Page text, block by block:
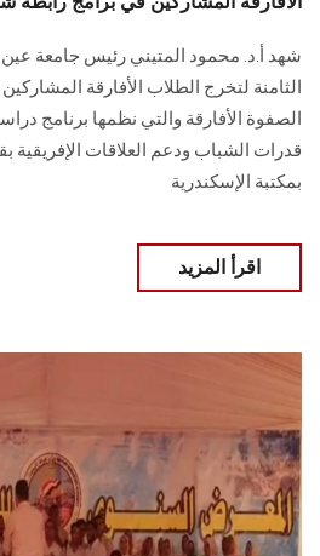
شهد أ.د. محمود المتيني رئيس جامعة
الثامنة لتخرج الطلاب الأفارقة
الصفوة الأفارقة والتي نظمها برنامج
قدرات الشباب ودعم العلاقات الإفريقية
بمكتبة الإسكندرية
اقرأ المزيد